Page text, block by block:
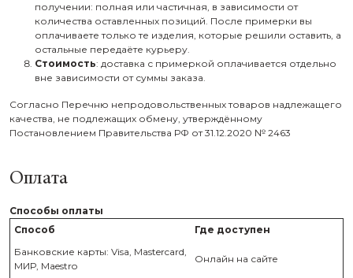
получении: полная или частичная, в зависимости от
количества оставленных позиций. После примерки вы
оплачиваете только те изделия, которые решили оставить, а
остальные передаёте курьеру.
Стоимость: доставка с примеркой оплачивается отдельно
вне зависимости от суммы заказа.
Согласно Перечню непродовольственных товаров надлежащего
качества, не подлежащих обмену, утверждённому
Постановлением Правительства РФ от 31.12.2020 № 2463
Оплата
Способы оплаты
Способ
Где доступен
Банковские карты: Visa, Mastercard,
МИР, Maestro
Онлайн на сайте